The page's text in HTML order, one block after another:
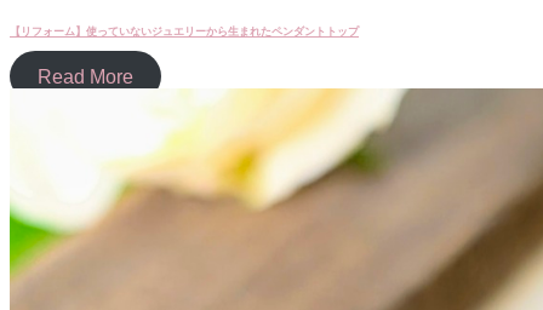
【リフォーム】使っていないジュエリーから生まれたペンダントトップ
Read More